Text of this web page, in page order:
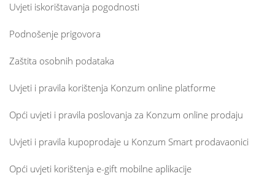
Uvjeti iskorištavanja pogodnosti
Podnošenje prigovora
Zaštita osobnih podataka
Uvjeti i pravila korištenja Konzum online platforme
Opći uvjeti i pravila poslovanja za Konzum online prodaju
Uvjeti i pravila kupoprodaje u Konzum Smart prodavaonici
Opći uvjeti korištenja e-gift mobilne aplikacije